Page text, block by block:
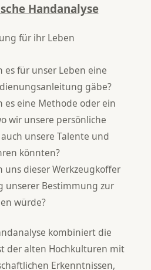
Handanalyse
für ihr Leben
es für unser Leben eine
gäbe?
es eine Methode oder ein
wir unsere persönliche
unsere Talente und
könnten?
uns dieser Werkzeugkoffer
unserer Bestimmung zur
würde?
kombiniert die
der alten Hochkulturen mit
Erkenntnissen,